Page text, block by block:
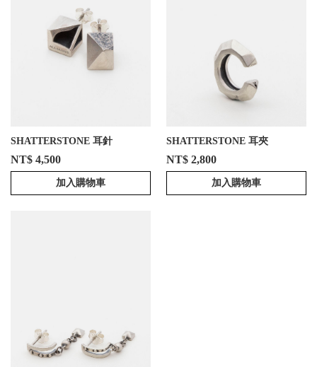
SHATTERSTONE 耳針
NT$ 4,500
加入購物車
SHATTERSTONE 耳夾
NT$ 2,800
加入購物車